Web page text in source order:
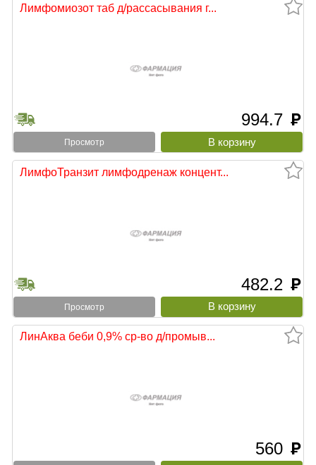
Лимфомиозот таб д/рассасывания г...
994.7 руб
Просмотр
ЛимфоТранзит лимфодренаж концент...
482.2 руб
Просмотр
ЛинАква беби 0,9% ср-во д/промыв...
560 руб